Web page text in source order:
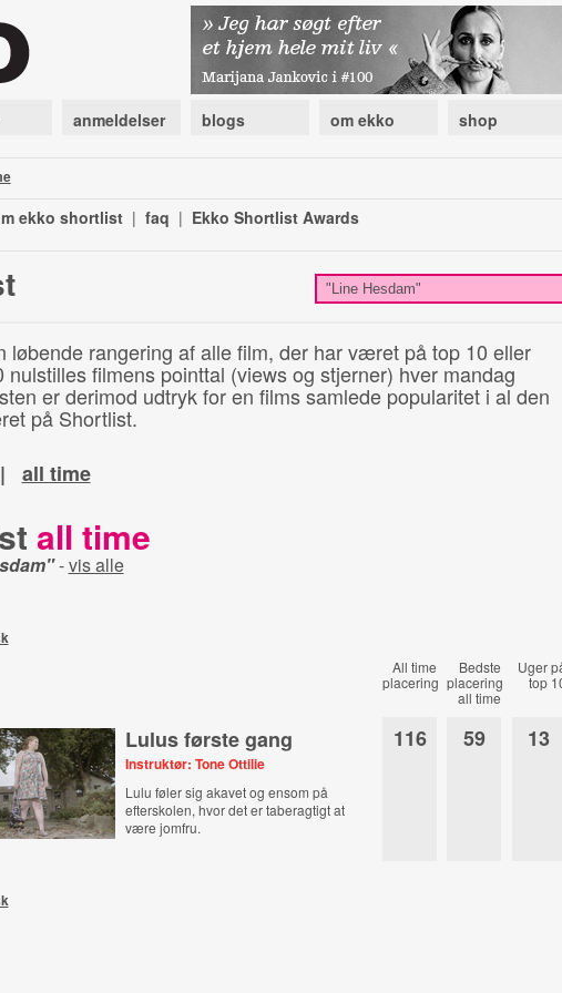
anmeldelser blogs om ekko shop
ekko shortlist | faq | Ekko Shortlist Awards
løbende rangering af alle film, der har været på top 10 eller
nulstilles filmens pointtal (views og stjerner) hver mandag
er derimod udtryk for en films samlede popularitet i al den
på Shortlist.
| all time
all time
-vis alle
All time
placering
Bedste
placering
all time
Uger
top
Lulus første gang
Instruktør: Tone Ottilie
Lulu føler sig akavet og ensom på
efterskolen, hvor det er taberagtigt at
være jomfru.
116 59 13